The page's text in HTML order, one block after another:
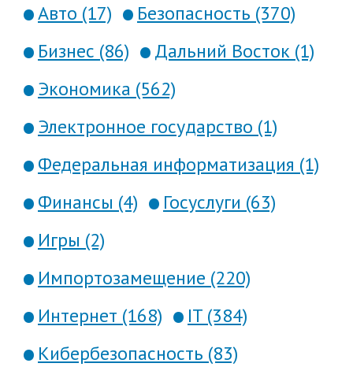
Авто (17)
Безопасность (370)
Бизнес (86)
Дальний Восток (1)
Экономика (562)
Электронное государство (1)
Федеральная информатизация (1)
Финансы (4)
Госуслуги (63)
Игры (2)
Импортозамещение (220)
Интернет (168)
IT (384)
Кибербезопасность (83)